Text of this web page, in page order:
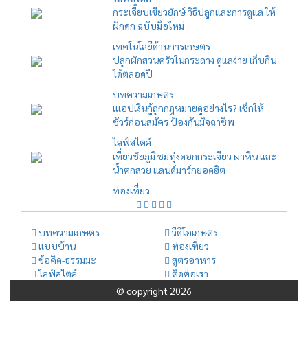
กระเจี๊ยบเขียวยักษ์ วิธีปลูกและการดูแล ให้
ฝักดก ฉบับมือใหม่
เทคโนโลยีด้านการเกษตร
ปลูกผักสวนครัวในกระถาง ดูแลง่าย เก็บกิน
ได้ตลอดปี
บทความเกษตร
เแอปเงินกู้ถูกกฎหมายดูอย่างไร? เช็กให้
ชัวร์ก่อนสมัคร ป้องกันมิจฉาชีพ
ไลฟ์สไตล์
เที่ยวชัยภูมิ ชมทุ่งดอกกระเจียว ผาหิน และ
น้ำตกสวย แลนด์มาร์กยอดฮิต
ท่องเที่ยว
บทความเกษตร
วีดีโอเกษตร
แบบบ้าน
ท่องเที่ยว
ข้อคิด-ธรรมมะ
สูตรอาหาร
ไลฟ์สไตล์
ติดต่อเรา
© copyright 2026